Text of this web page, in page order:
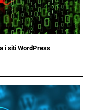
i siti WordPress